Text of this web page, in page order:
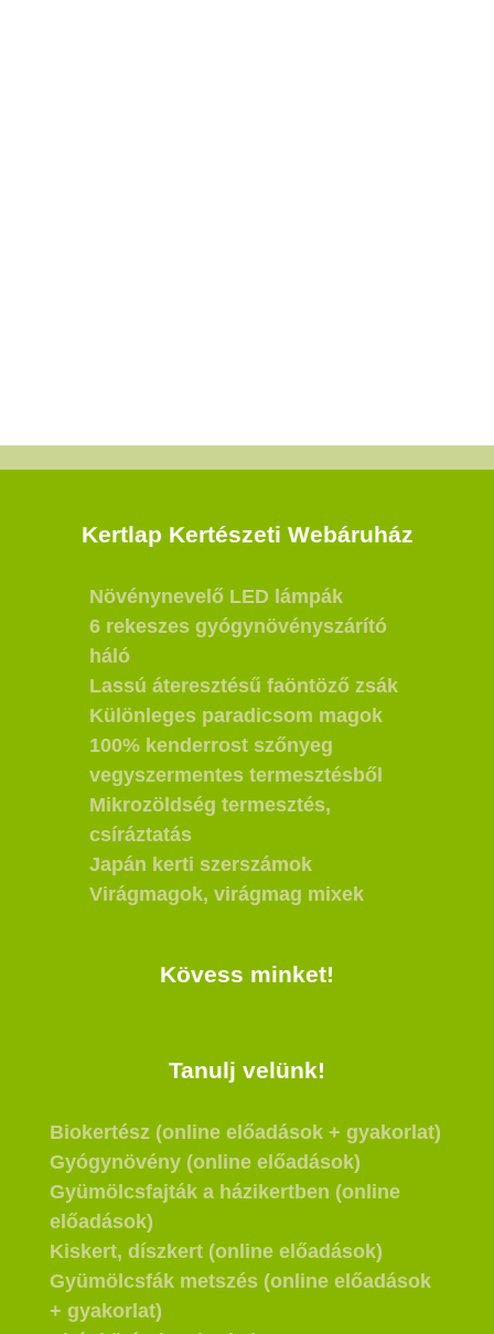
Kertlap Kertészeti Webáruház
Növénynevelő LED lámpák
6 rekeszes gyógynövényszárító
háló
Lassú áteresztésű faöntöző zsák
Különleges paradicsom magok
100% kenderrost szőnyeg
vegyszermentes termesztésből
Mikrozöldség termesztés,
csíráztatás
Japán kerti szerszámok
Virágmagok, virágmag mixek
Kövess minket!
Tanulj velünk!
Biokertész (online előadások + gyakorlat)
Gyógynövény (online előadások)
Gyümölcsfajták a házikertben (online
előadások)
Kiskert, díszkert (online előadások)
Gyümölcsfák metszés (online előadások
+ gyakorlat)